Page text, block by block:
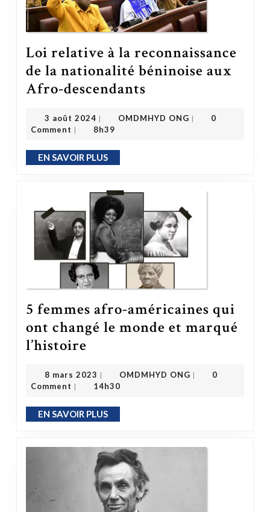
Loi relative à la reconnaissance
de la nationalité béninoise aux
Afro-descendants
3 août 2024 | OMDMHYD ONG |
0
Comment | 8h39
EN SAVOIR PLUSEN SAVOIR PLUS
5 femmes afro-américaines qui
ont changé le monde et marqué
l’histoire
8 mars 2023 8 mars 2023
| OMDMHYD ONG |
0
Comment | 14h30
EN SAVOIR PLUSEN SAVOIR PLUS